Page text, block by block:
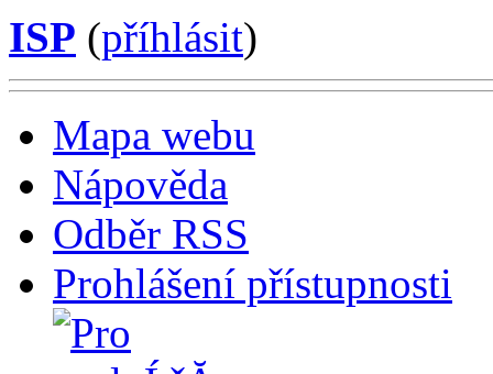
ISP (příhlásit)
Mapa webu
Nápověda
Odběr RSS
Prohlášení přístupnosti